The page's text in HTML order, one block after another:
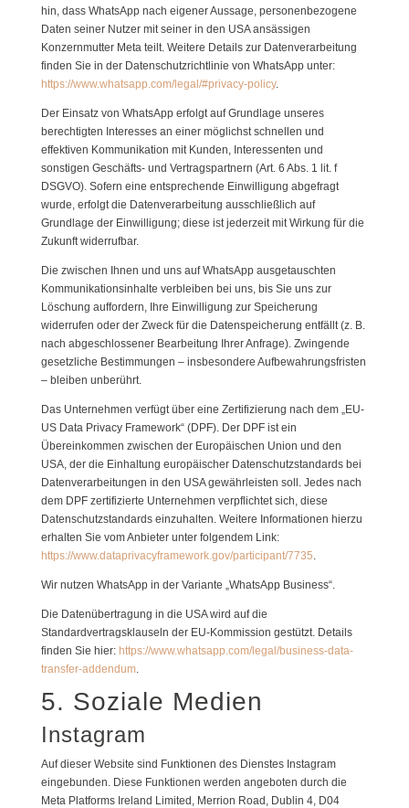
hin, dass WhatsApp nach eigener Aussage, personenbezogene
Daten seiner Nutzer mit seiner in den USA ansässigen
Konzernmutter Meta teilt. Weitere Details zur Datenverarbeitung
finden Sie in der Datenschutzrichtlinie von WhatsApp unter:
https://www.whatsapp.com/legal/#privacy-policy.
Der Einsatz von WhatsApp erfolgt auf Grundlage unseres
berechtigten Interesses an einer möglichst schnellen und
effektiven Kommunikation mit Kunden, Interessenten und
sonstigen Geschäfts- und Vertragspartnern (Art. 6 Abs. 1 lit. f
DSGVO). Sofern eine entsprechende Einwilligung abgefragt
wurde, erfolgt die Datenverarbeitung ausschließlich auf
Grundlage der Einwilligung; diese ist jederzeit mit Wirkung für die
Zukunft widerrufbar.
Die zwischen Ihnen und uns auf WhatsApp ausgetauschten
Kommunikationsinhalte verbleiben bei uns, bis Sie uns zur
Löschung auffordern, Ihre Einwilligung zur Speicherung
widerrufen oder der Zweck für die Datenspeicherung entfällt (z. B.
nach abgeschlossener Bearbeitung Ihrer Anfrage). Zwingende
gesetzliche Bestimmungen – insbesondere Aufbewahrungsfristen
– bleiben unberührt.
Das Unternehmen verfügt über eine Zertifizierung nach dem „EU-
US Data Privacy Framework“ (DPF). Der DPF ist ein
Übereinkommen zwischen der Europäischen Union und den
USA, der die Einhaltung europäischer Datenschutzstandards bei
Datenverarbeitungen in den USA gewährleisten soll. Jedes nach
dem DPF zertifizierte Unternehmen verpflichtet sich, diese
Datenschutzstandards einzuhalten. Weitere Informationen hierzu
erhalten Sie vom Anbieter unter folgendem Link:
https://www.dataprivacyframework.gov/participant/7735.
Wir nutzen WhatsApp in der Variante „WhatsApp Business“.
Die Datenübertragung in die USA wird auf die
Standardvertragsklauseln der EU-Kommission gestützt. Details
finden Sie hier: https://www.whatsapp.com/legal/business-data-
transfer-addendum.
5. Soziale Medien
Instagram
Auf dieser Website sind Funktionen des Dienstes Instagram
eingebunden. Diese Funktionen werden angeboten durch die
Meta Platforms Ireland Limited, Merrion Road, Dublin 4, D04